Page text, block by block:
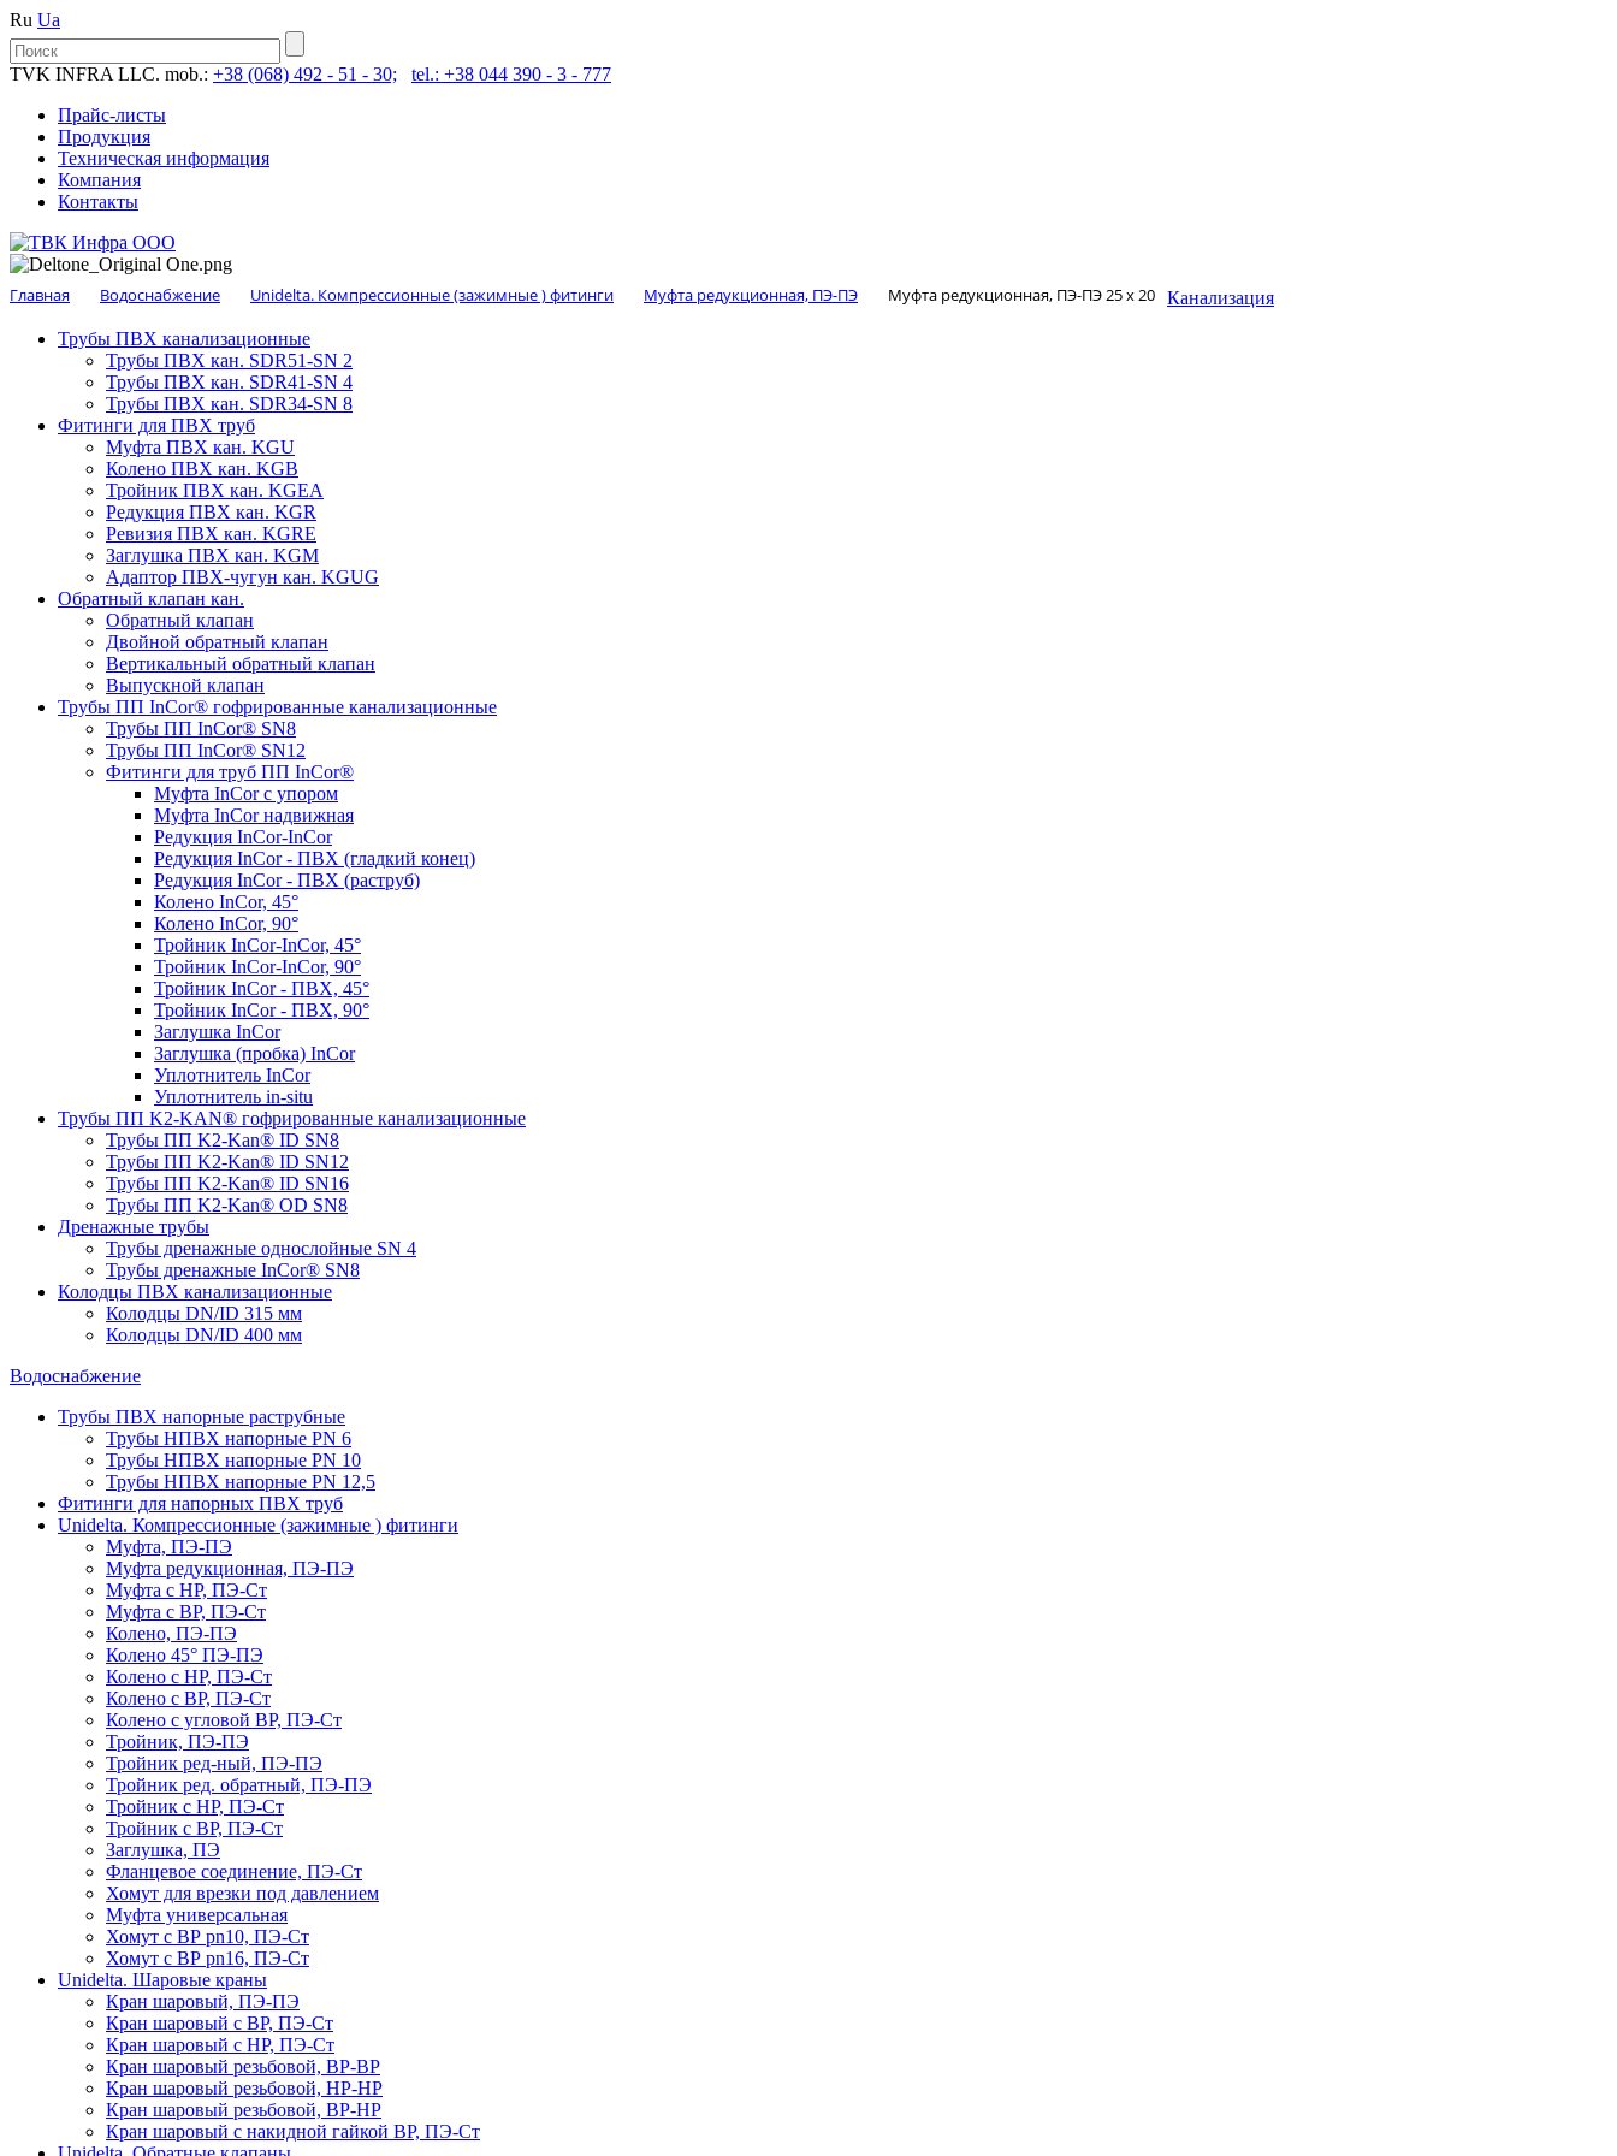
Ru Ua
TVK INFRA LLC. mob.: +38 (068) 492 - 51 - 30;
tel.: +38 044 390 - 3 - 777
Прайс-листы
Продукция
Техническая информация
Компания
Контакты
Главная Водоснабжение Unidelta. Компрессионные (зажимные ) фитинги Муфта редукционная, ПЭ-ПЭ Муфта редукционная, ПЭ-ПЭ 25 x 20 Канализация
Трубы ПВХ канализационные
Трубы ПВХ кан. SDR51-SN 2
Трубы ПВХ кан. SDR41-SN 4
Трубы ПВХ кан. SDR34-SN 8
Фитинги для ПВХ труб
Муфта ПВХ кан. KGU
Колено ПВХ кан. KGB
Тройник ПВХ кан. KGEA
Редукция ПВХ кан. KGR
Ревизия ПВХ кан. KGRE
Заглушка ПВХ кан. KGM
Адаптор ПВХ-чугун кан. KGUG
Обратный клапан кан.
Обратный клапан
Двойной обратный клапан
Вертикальный обратный клапан
Выпускной клапан
Трубы ПП InCor® гофри­рованные канализационные
Трубы ПП InCor® SN8
Трубы ПП InCor® SN12
Фитинги для труб ПП InCor®
Муфта InCor с упором
Муфта InCor надвижная
Редукция InCor-InCor
Редукция InCor - ПВХ (гладкий конец)
Редукция InCor - ПВХ (раструб)
Колено InCor, 45°
Колено InCor, 90°
Тройник InCor-InCor, 45°
Тройник InCor-InCor, 90°
Тройник InCor - ПВХ, 45°
Тройник InCor - ПВХ, 90°
Заглушка InCor
Заглушка (пробка) InCor
Уплотнитель InCor
Уплотнитель in-situ
Трубы ПП K2-KAN® гофри­рованные канализационные
Трубы ПП K2-Kan® ID SN8
Трубы ПП K2-Kan® ID SN12
Трубы ПП K2-Kan® ID SN16
Трубы ПП K2-Kan® OD SN8
Дренажные трубы
Трубы дренажные однослойные SN 4
Трубы дренажные InCor® SN8
Колодцы ПВХ канализационные
Колодцы DN/ID 315 мм
Колодцы DN/ID 400 мм
Водоснабжение
Трубы ПВХ напорные раструбные
Трубы НПВХ напорные PN 6
Трубы НПВХ напорные PN 10
Трубы НПВХ напорные PN 12,5
Фитинги для напорных ПВХ труб
Unidelta. Компрессионные (зажимные ) фитинги
Муфта, ПЭ-ПЭ
Муфта редукционная, ПЭ-ПЭ
Муфта с НР, ПЭ-Ст
Муфта с ВР, ПЭ-Ст
Колено, ПЭ-ПЭ
Колено 45° ПЭ-ПЭ
Колено с НР, ПЭ-Ст
Колено с ВР, ПЭ-Ст
Колено с угловой ВР, ПЭ-Ст
Тройник, ПЭ-ПЭ
Тройник ред-ный, ПЭ-ПЭ
Тройник ред. обратный, ПЭ-ПЭ
Тройник с НР, ПЭ-Ст
Тройник с ВР, ПЭ-Ст
Заглушка, ПЭ
Фланцевое соединение, ПЭ-Ст
Хомут для врезки под давлением
Муфта универсальная
Хомут с ВР pn10, ПЭ-Ст
Хомут с ВР pn16, ПЭ-Ст
Unidelta. Шаровые краны
Кран шаровый, ПЭ-ПЭ
Кран шаровый с ВР, ПЭ-Ст
Кран шаровый с НР, ПЭ-Ст
Кран шаровый резьбовой, ВР-ВР
Кран шаровый резьбовой, НР-НР
Кран шаровый резьбовой, ВР-НР
Кран шаровый с накидной гайкой ВР, ПЭ-Ст